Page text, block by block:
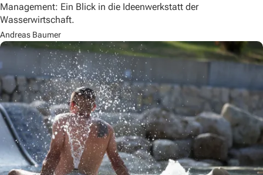
Management: Ein Blick in die Ideenwerkstatt der
Wasserwirtschaft.
Andreas Baumer